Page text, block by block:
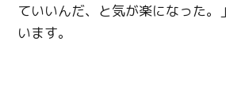
ていいんだ、と気が楽になった。
います。